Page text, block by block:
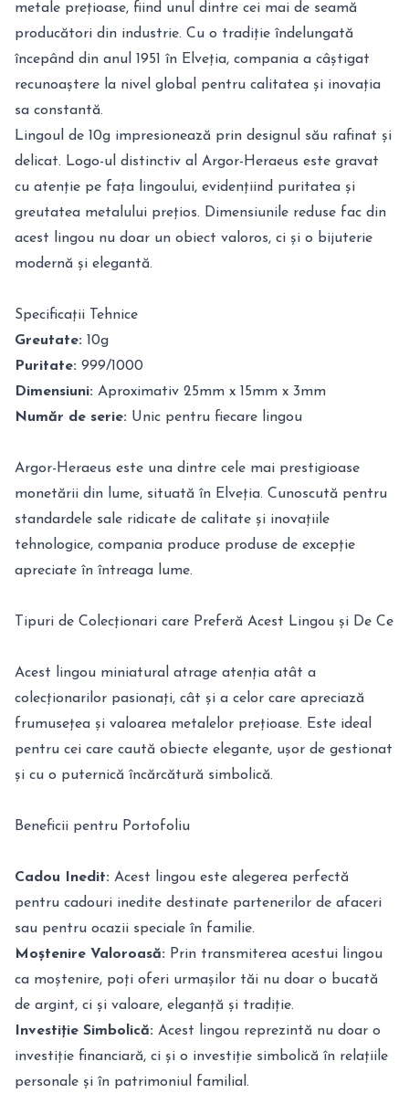
metale prețioase, fiind unul dintre cei mai de seamă
producători din industrie. Cu o tradiție îndelungată
începând din anul 1951 în Elveția, compania a câștigat
recunoaștere la nivel global pentru calitatea și inovația
sa constantă.
Lingoul de 10g impresionează prin designul său rafinat și
delicat. Logo-ul distinctiv al Argor-Heraeus este gravat
cu atenție pe fața lingoului, evidențiind puritatea și
greutatea metalului prețios. Dimensiunile reduse fac din
acest lingou nu doar un obiect valoros, ci și o bijuterie
modernă și elegantă.
Specificații Tehnice
Greutate: 10g
Puritate: 999/1000
Dimensiuni: Aproximativ 25mm x 15mm x 3mm
Număr de serie: Unic pentru fiecare lingou
Argor-Heraeus este una dintre cele mai prestigioase
monetării din lume, situată în Elveția. Cunoscută pentru
standardele sale ridicate de calitate și inovațiile
tehnologice, compania produce produse de excepție
apreciate în întreaga lume.
Tipuri de Colecționari care Preferă Acest Lingou și De Ce
Acest lingou miniatural atrage atenția atât a
colecționarilor pasionați, cât și a celor care apreciază
frumusețea și valoarea metalelor prețioase. Este ideal
pentru cei care caută obiecte elegante, ușor de gestionat
și cu o puternică încărcătură simbolică.
Beneficii pentru Portofoliu
Cadou Inedit: Acest lingou este alegerea perfectă
pentru cadouri inedite destinate partenerilor de afaceri
sau pentru ocazii speciale în familie.
Moștenire Valoroasă: Prin transmiterea acestui lingou
ca moștenire, poți oferi urmașilor tăi nu doar o bucată
de argint, ci și valoare, eleganță și tradiție.
Investiție Simbolică: Acest lingou reprezintă nu doar o
investiție financiară, ci și o investiție simbolică în relațiile
personale și în patrimoniul familial.